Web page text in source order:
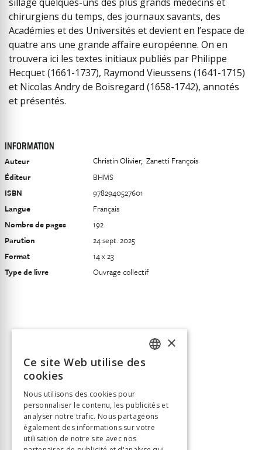
chirurgiens du temps, des journaux savants, des
Académies et des Universités et devient en l’espace de
quatre ans une grande affaire européenne. On en
trouvera ici les textes initiaux publiés par Philippe
Hecquet (1661-1737), Raymond Vieussens (1641-1715)
et Nicolas Andry de Boisregard (1658-1742), annotés
et présentés.
INFORMATION
Auteur Christin Olivier Zanetti François
Éditeur
BHMS
ISBN
9782940527601
Langue
Français
Nombre de pages
192
Parution
24 sept. 2025
Format
14 x 23
Type de livre
Ouvrage collectif
ITALIAN
×
Ce site Web utilise des
cookies
Nous utilisons des cookies pour
personnaliser le contenu, les publicités et
analyser notre trafic. Nous partageons
également des informations sur votre
utilisation de notre site avec nos